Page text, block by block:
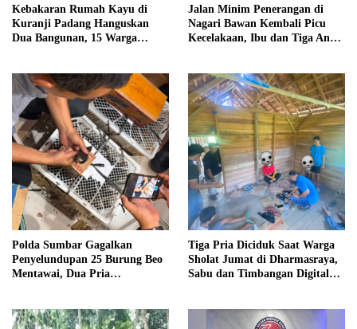
Kebakaran Rumah Kayu di
Kuranji Padang Hanguskan
Dua Bangunan, 15 Warga
Jalan Minim Penerangan di
Nagari Bawan Kembali Picu
Kecelakaan, Ibu dan Tiga Anak
Polda Sumbar Gagalkan
Penyelundupan 25 Burung Beo
Mentawai, Dua Pria
Tiga Pria Diciduk Saat Warga
Sholat Jumat di Dharmasraya,
Sabu dan Timbangan Digital